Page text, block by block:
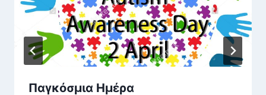
Παγκόσμια Ημέρα